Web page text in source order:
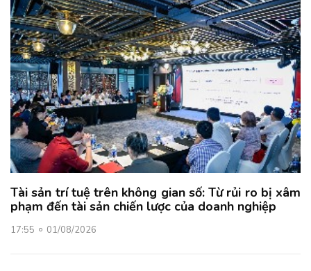
Tài sản trí tuệ trên không gian số: Từ rủi ro bị xâm
phạm đến tài sản chiến lược của doanh nghiệp
17:55 01/08/2026